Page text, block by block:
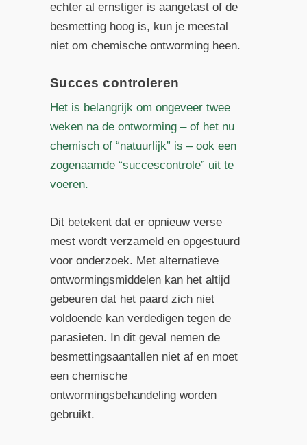
echter al ernstiger is aangetast of de
besmetting hoog is, kun je meestal
niet om chemische ontworming heen.
Succes controleren
Het is belangrijk om ongeveer twee
weken na de ontworming – of het nu
chemisch of “natuurlijk” is – ook een
zogenaamde “succescontrole” uit te
voeren.
Dit betekent dat er opnieuw verse
mest wordt verzameld en opgestuurd
voor onderzoek. Met alternatieve
ontwormingsmiddelen kan het altijd
gebeuren dat het paard zich niet
voldoende kan verdedigen tegen de
parasieten. In dit geval nemen de
besmettingsaantallen niet af en moet
een chemische
ontwormingsbehandeling worden
gebruikt.